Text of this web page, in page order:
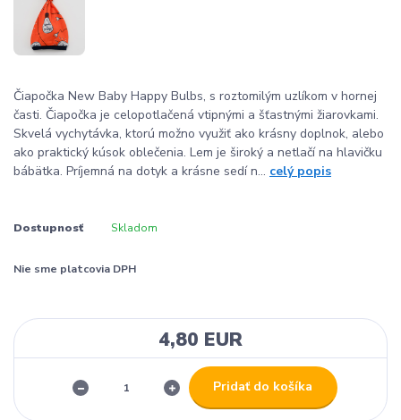
Čiapočka New Baby Happy Bulbs, s roztomilým uzlíkom v hornej
časti. Čiapočka je celopotlačená vtipnými a šťastnými žiarovkami.
Skvelá vychytávka, ktorú možno využiť ako krásny doplnok, alebo
ako praktický kúsok oblečenia. Lem je široký a netlačí na hlavičku
bábätka. Príjemná na dotyk a krásne sedí n... celý popis
Dostupnosť Skladom
Nie sme platcovia DPH
4,80 EUR
Pridať do košíka